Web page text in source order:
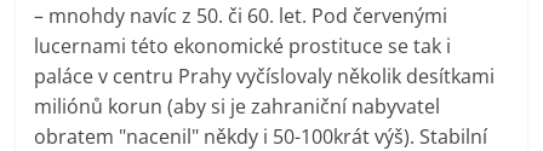
– mnohdy navíc z 50. či 60. let. Pod červenými
lucernami této ekonomické prostituce se tak i
paláce v centru Prahy vyčíslovaly několik desítkami
miliónů korun (aby si je zahraniční nabyvatel
obratem "nacenil" někdy i 50-100krát výš). Stabilní